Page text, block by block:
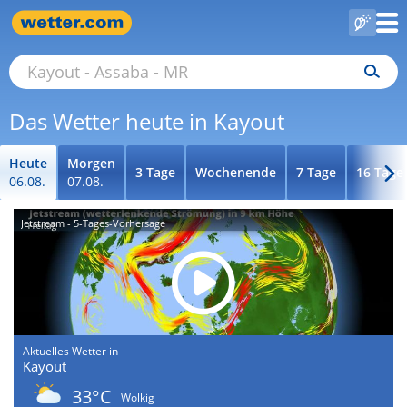
Das Wetter heute in Kayout
Heute
06.08.
Morgen
07.08.
3 Tage Wochenende 7 Tage 16 Tage
Jetstream - 5-Tages-Vorhersage
Aktuelles Wetter in
Kayout
33°C
Wolkig